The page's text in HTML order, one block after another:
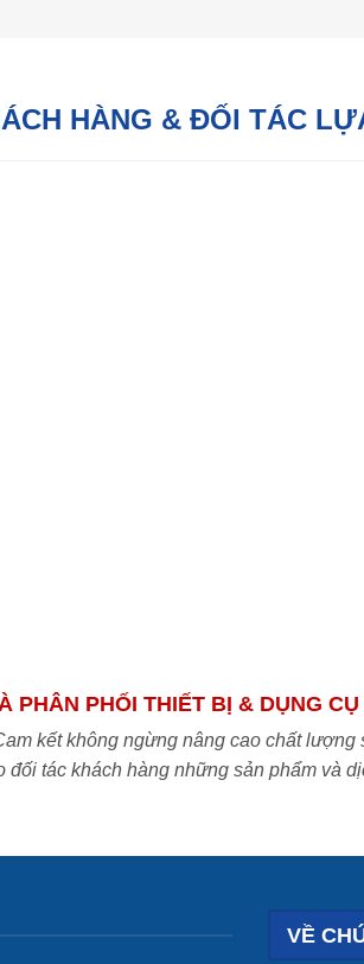
HÀNG & ĐỐI TÁC
PHÂN PHỐI THIẾT BỊ & DỤNG
kết không ngừng nâng cao chất lượng
đối tác khách hàng những sản phẩm và
VỀ